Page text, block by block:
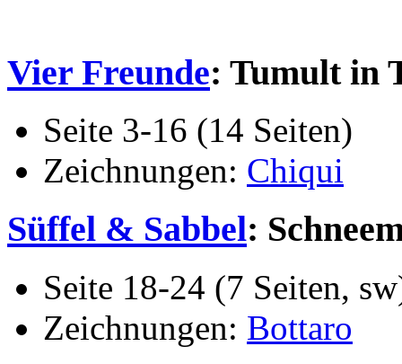
Vier Freunde: Tumult in
Seite 3-16 (14 Seiten)
Zeichnungen: Chiqui
Süffel & Sabbel:
Seite 18-24 (7 Seiten,
Zeichnungen: Bottaro